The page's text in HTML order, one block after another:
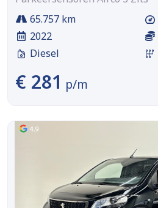
65.757 km
2022
Diesel
€ 281 p/m